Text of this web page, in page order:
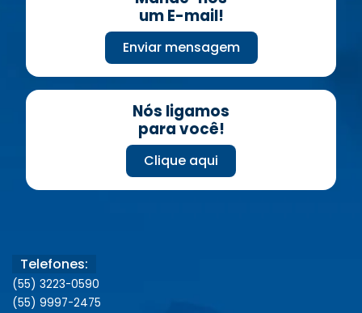
um E-mail!
Enviar mensagem
Nós ligamos
para você!
Clique aqui
Telefones:
(55) 3223-0590
(55) 9997-2475